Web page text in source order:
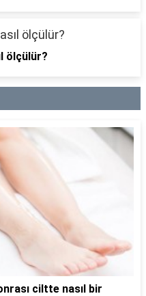
ölçülür?
ciltte nasıl bir